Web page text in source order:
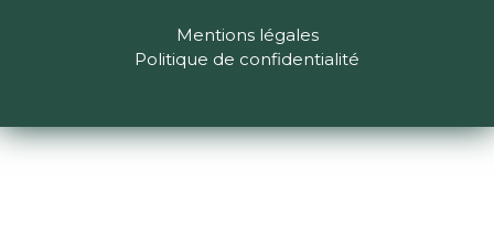
Mentions légales
Politique de confidentialité